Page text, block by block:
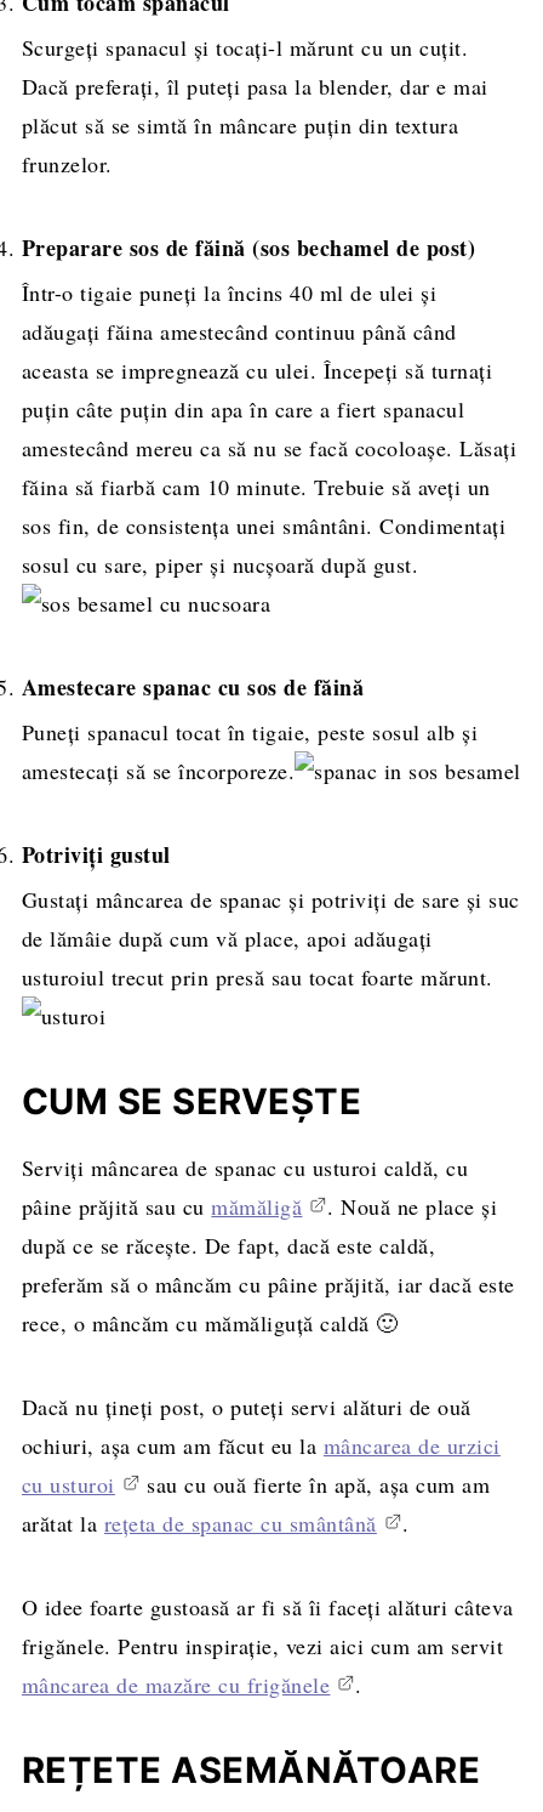
Scurgeți spanacul și tocați-l mărunt cu un cuțit.
Dacă preferați, îl puteți pasa la blender, dar e mai
plăcut să se simtă în mâncare puțin din textura
frunzelor.
Preparare sos de făină (sos bechamel de post)
Într-o tigaie puneți la încins 40 ml de ulei și
adăugați făina amestecând continuu până când
aceasta se impregnează cu ulei. Începeți să turnați
puțin câte puțin din apa în care a fiert spanacul
amestecând mereu ca să nu se facă cocoloașe. Lăsați
făina să fiarbă cam 10 minute. Trebuie să aveți un
sos fin, de consistența unei smântâni. Condimentați
sosul cu sare, piper și nucșoară după gust.
Amestecare spanac cu sos de făină
Puneți spanacul tocat în tigaie, peste sosul alb și
amestecați să se încorporeze.
Potriviți gustul
Gustați mâncarea de spanac și potriviți de sare și suc
de lămâie după cum vă place, apoi adăugați
usturoiul trecut prin presă sau tocat foarte mărunt.
CUM SE SERVEȘTE
Serviți mâncarea de spanac cu usturoi caldă, cu
pâine prăjită sau cumămăligă
. Nouă ne place și
după ce se răcește. De fapt, dacă este caldă,
preferăm să o mâncăm cu pâine prăjită, iar dacă este
rece, o mâncăm cu mămăliguță caldă 🙂
Dacă nu țineți post, o puteți servi alături de ouă
ochiuri, așa cum am făcut eu la mâncarea de urzici
cu usturoi
sau cu ouă fierte în apă, așa cum am
arătat la rețeta de spanac cu smântână .
O idee foarte gustoasă ar fi să îi faceți alături câteva
frigănele. Pentru inspirație, vezi aici cum am servit
mâncarea de mazăre cu frigănele
.
REȚETE ASEMĂNĂTOARE